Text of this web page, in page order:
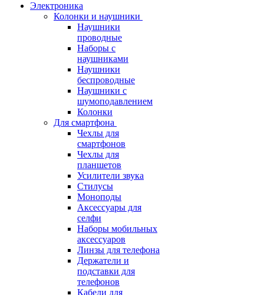
Электроника
Колонки и наушники
Наушники
проводные
Наборы с
наушниками
Наушники
беспроводные
Наушники с
шумоподавлением
Колонки
Для смартфона
Чехлы для
смартфонов
Чехлы для
планшетов
Усилители звука
Стилусы
Моноподы
Аксессуары для
селфи
Наборы мобильных
аксессуаров
Линзы для телефона
Держатели и
подставки для
телефонов
Кабели для